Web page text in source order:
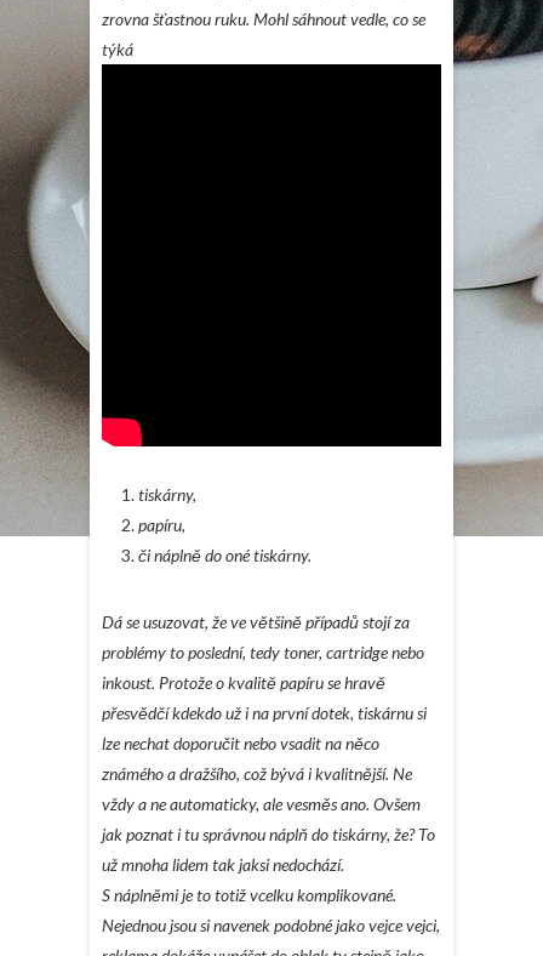
zrovna šťastnou ruku. Mohl sáhnout vedle, co se
týká
tiskárny,
papíru,
či náplně do oné tiskárny.
Dá se usuzovat, že ve většině případů stojí za
problémy to poslední, tedy toner, cartridge nebo
inkoust. Protože o kvalitě papíru se hravě
přesvědčí kdekdo už i na první dotek, tiskárnu si
lze nechat doporučit nebo vsadit na něco
známého a dražšího, což bývá i kvalitnější. Ne
vždy a ne automaticky, ale vesměs ano. Ovšem
jak poznat i tu správnou náplň do tiskárny, že? To
už mnoha lidem tak jaksi nedochází.
S náplněmi je to totiž vcelku komplikované.
Nejednou jsou si navenek podobné jako vejce vejci,